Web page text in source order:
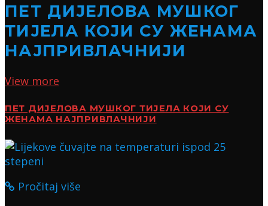
ПЕТ ДИЈЕЛОВА МУШКОГ
ТИЈЕЛА КОЈИ СУ ЖЕНАМА
НАЈПРИВЛАЧНИЈИ
View more
ПЕТ ДИЈЕЛОВА МУШКОГ ТИЈЕЛА КОЈИ СУ
ЖЕНАМА НАЈПРИВЛАЧНИЈИ
Pročitaj više